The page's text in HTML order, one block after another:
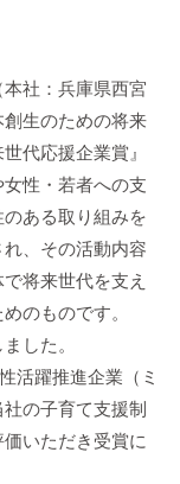
社：兵庫県西宮
生のための将来
代応援企業賞』
性・若者への支
ある取り組みを
、その活動内容
将来世代を支え
のものです。
した。
活躍推進企業（ミ
の子育て支援制
いただき受賞に